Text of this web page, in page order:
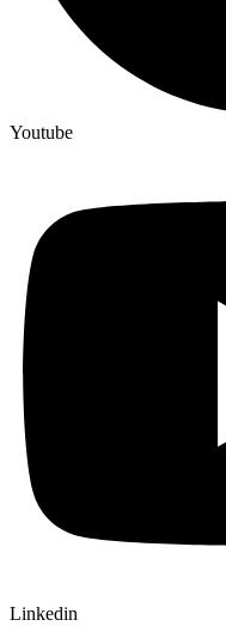
Youtube
Linkedin